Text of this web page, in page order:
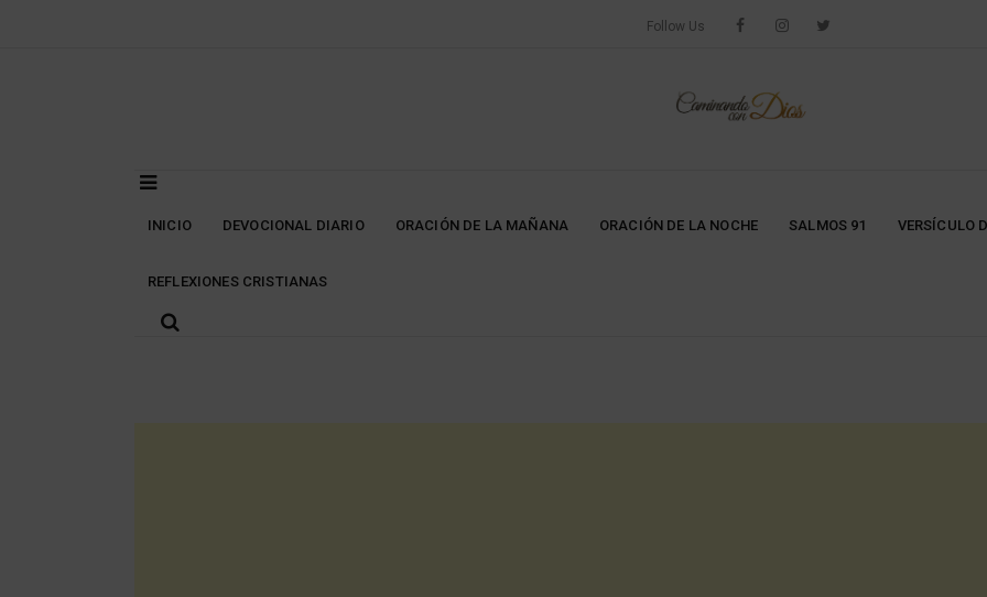
Follow Us
INICIO DEVOCIONAL DIARIO ORACIÓN DE LA MAÑANA ORACIÓN DE LA NOCHE SALMOS 91 VERSÍCULO
REFLEXIONES CRISTIANAS